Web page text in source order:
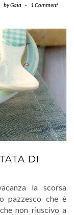
byGaia - 1 Comment
DI
la scorsa
pazzesco che è
non riuscivo a